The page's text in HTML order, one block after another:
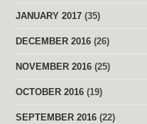
JANUARY 2017 (35)
DECEMBER 2016 (26)
NOVEMBER 2016 (25)
OCTOBER 2016 (19)
SEPTEMBER 2016 (22)